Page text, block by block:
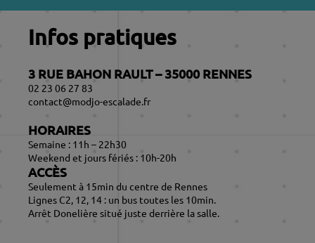
Infos pratiques
3 RUE BAHON RAULT – 35000 RENNES
02 23 06 27 83
contact@modjo-escalade.fr
HORAIRES
Semaine : 11h – 22h30
Weekend et jours fériés : 10h-20h
ACCÈS
Seulement à 15min du centre de Rennes
Lignes C2, 12, 14 : un bus toutes les 10min.
Arrêt Donelière situé juste derrière la salle.